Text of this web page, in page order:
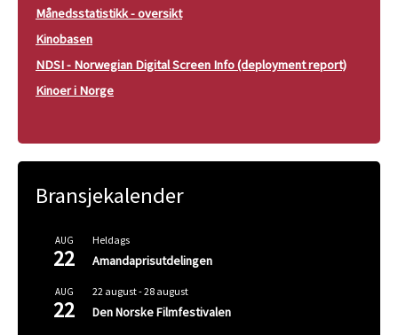
Månedsstatistikk - oversikt
Kinobasen
NDSI - Norwegian Digital Screen Info (deployment report)
Kinoer i Norge
Bransjekalender
AUG
22
Heldags
Amandaprisutdelingen
AUG
22
22 august-28 august
Den Norske Filmfestivalen